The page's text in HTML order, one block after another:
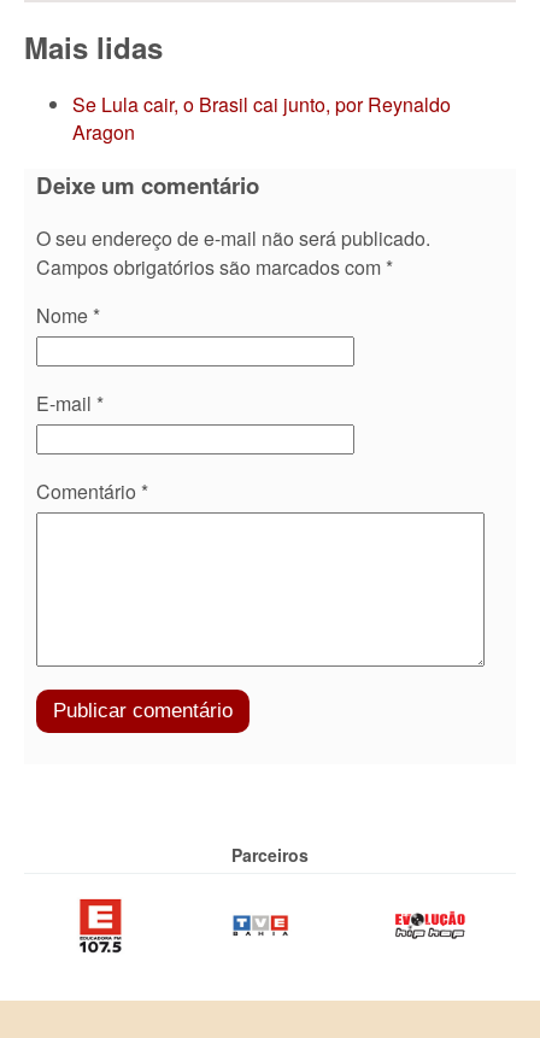
Mais lidas
Se Lula cair, o Brasil cai junto, por Reynaldo
Aragon
Deixe um comentário
O seu endereço de e-mail não será publicado.
Campos obrigatórios são marcados com *
Nome *
E-mail *
Comentário *
Parceiros